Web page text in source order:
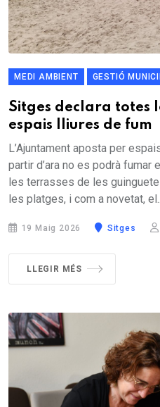
MEDI AMBIENT GESTIÓ
Sitges declara totes
espais lliures de fum
L’Ajuntament aposta per
partir d’ara no es podrà fumar
les terrasses de les
les platges, i com a novetat,
19 Maig 2026 Sitges
LLEGIR MÉS